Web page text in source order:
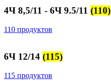
4Ч 8,5/11 - 6Ч 9.5/11 (110)
110 продуктов
6Ч 12/14 (115)
115 продуктов